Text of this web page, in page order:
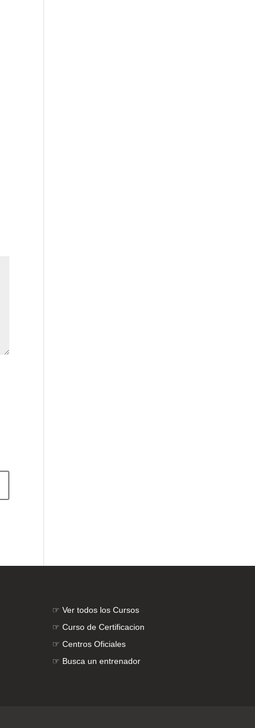
☞Ver todos los Cursos
☞Curso de Certificacion
☞Centros Oficiales
☞ Busca un entrenador